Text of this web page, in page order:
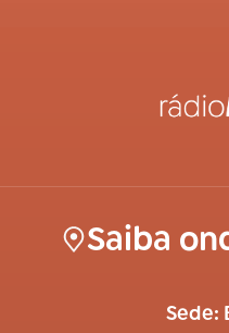
Saiba
Sede: